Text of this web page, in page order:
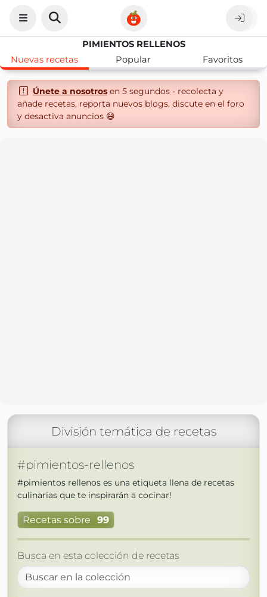
PIMIENTOS RELLENOS
Nuevas recetas
Popular Favoritos
Únete a nosotrosen 5 segundos - recolecta y
añade recetas, reporta nuevos blogs, discute en el foro
y desactiva anuncios 😄
División temática de recetas
#pimientos-rellenos
#pimientos rellenos es una etiqueta llena de recetas
culinarias que te inspirarán a cocinar!
Recetas sobre 99
Busca en esta colección de recetas